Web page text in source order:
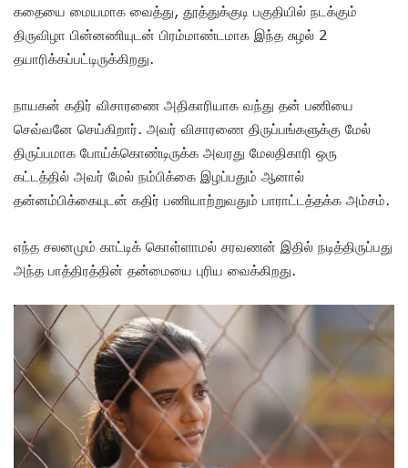
கதையை மையமாக வைத்து, தூத்துக்குடி பகுதியில் நடக்கும்
திருவிழா பின்னணியுடன் பிரம்மாண்டமாக இந்த சுழல் 2
தயாரிக்கப்பட்டிருக்கிறது.
நாயகன் கதிர் விசாரணை அதிகாரியாக வந்து தன் பணியை
செவ்வனே செய்கிறார். அவர் விசாரணை திருப்பங்களுக்கு மேல்
திருப்பமாக போய்க்கொண்டிருக்க அவரது மேலதிகாரி ஒரு
கட்டத்தில் அவர் மேல் நம்பிக்கை இழப்பதும் ஆனால்
தன்னம்பிக்கையுடன் கதிர் பணியாற்றுவதும் பாராட்டத்தக்க அம்சம்.
எந்த சலனமும் காட்டிக் கொள்ளாமல் சரவணன் இதில் நடித்திருப்பது
அந்த பாத்திரத்தின் தன்மையை புரிய வைக்கிறது.